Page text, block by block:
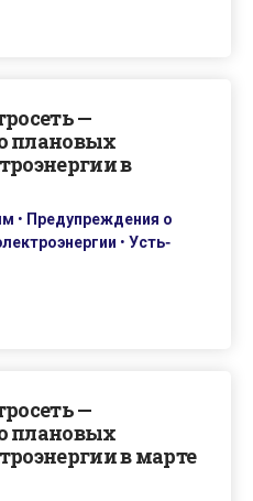
—
плановых
в
• Предупреждения о
• Усть-
—
плановых
в марте